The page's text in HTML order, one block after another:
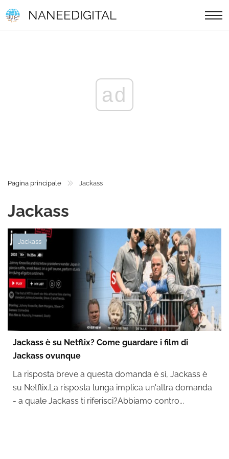
NANEEDIGITAL
ad
Pagina principale Jackass
Jackass
Jackass
Jackass è su Netflix? Come guardare i film di
Jackass ovunque
La risposta breve a questa domanda è sì, Jackass è
su Netflix.La risposta lunga implica un'altra domanda
- a quale Jackass ti riferisci?Abbiamo contro...